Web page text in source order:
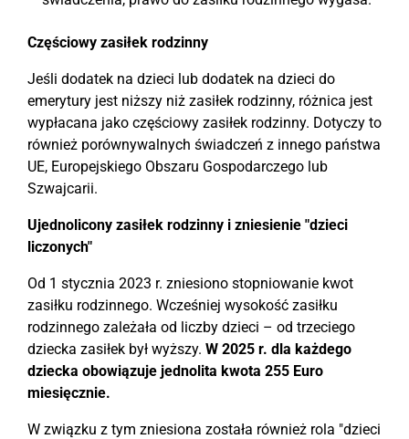
Częściowy zasiłek rodzinny
Jeśli dodatek na dzieci lub dodatek na dzieci do
emerytury jest niższy niż zasiłek rodzinny, różnica jest
wypłacana jako częściowy zasiłek rodzinny. Dotyczy to
również porównywalnych świadczeń z innego państwa
UE, Europejskiego Obszaru Gospodarczego lub
Szwajcarii.
Ujednolicony zasiłek rodzinny i zniesienie "dzieci
liczonych"
Od 1 stycznia 2023 r. zniesiono stopniowanie kwot
zasiłku rodzinnego. Wcześniej wysokość zasiłku
rodzinnego zależała od liczby dzieci – od trzeciego
dziecka zasiłek był wyższy. W 2025 r. dla każdego
dziecka obowiązuje jednolita kwota 255 Euro
miesięcznie.
W związku z tym zniesiona została również rola "dzieci